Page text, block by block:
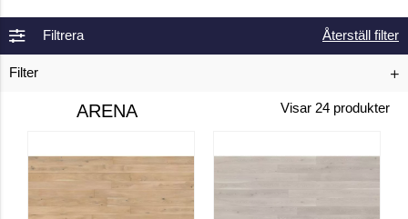
Filtrera
Filter
Återställ filter
ARENA Visar 24 produkter